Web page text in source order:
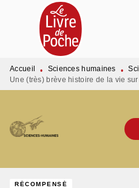
MENU RECHERCHE
PIED DE PAGE
Accueil • Sciences humaines •
Une (très) brève histoire de la vie sur
RÉCOMPENSÉ